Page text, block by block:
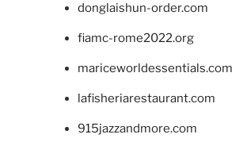
donglaishun-order.com
fiamc-rome2022.org
mariceworldessentials.com
lafisheriarestaurant.com
915jazzandmore.com